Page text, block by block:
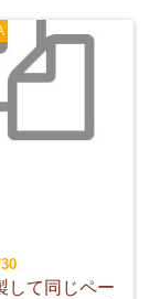
して同じペー